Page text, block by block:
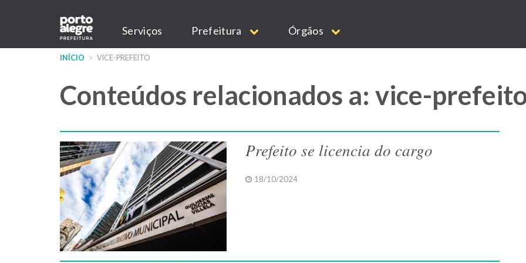
conteúdo
Main
navigation
Serviços Prefeitura Órgãos
INÍCIO VICE-PREFEITO
Conteúdos relacionados a: vice-
Prefeito se licencia do cargo
18/10/2024